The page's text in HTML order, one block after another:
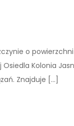
o
Kolonia
Znajduje […]